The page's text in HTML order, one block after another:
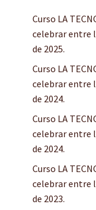
Curso LA
celebrar entre
de 2025.
Curso LA
celebrar entre
de 2024.
Curso LA
celebrar entre
de 2024.
Curso LA
celebrar entre
de 2023.